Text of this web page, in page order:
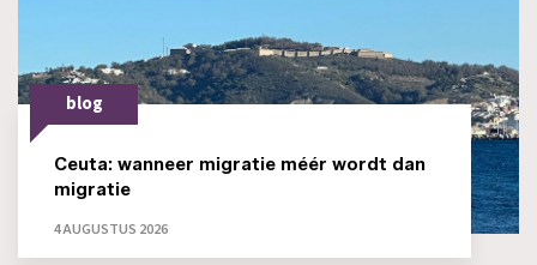
blog
Ceuta: wanneer migratie méér wordt dan
migratie
4 AUGUSTUS 2026